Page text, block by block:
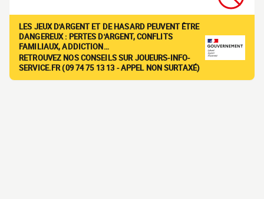
LES JEUX D'ARGENT ET DE HASARD PEUVENT ÊTRE
DANGEREUX : PERTES D'ARGENT, CONFLITS
FAMILIAUX, ADDICTION…
RETROUVEZ NOS CONSEILS SUR JOUEURS-INFO-
SERVICE.FR (09 74 75 13 13 - APPEL NON SURTAXÉ)